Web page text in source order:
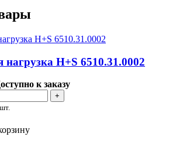
нагрузка H+S 6510.31.0002
к заказу
+